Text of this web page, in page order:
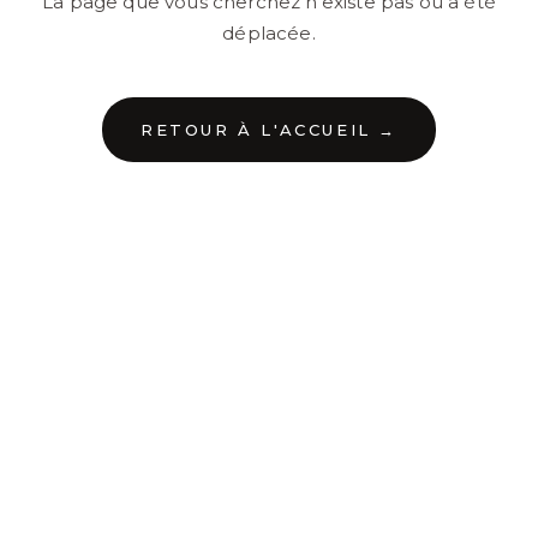
déplacée.
RETOUR À L'ACCUEIL →